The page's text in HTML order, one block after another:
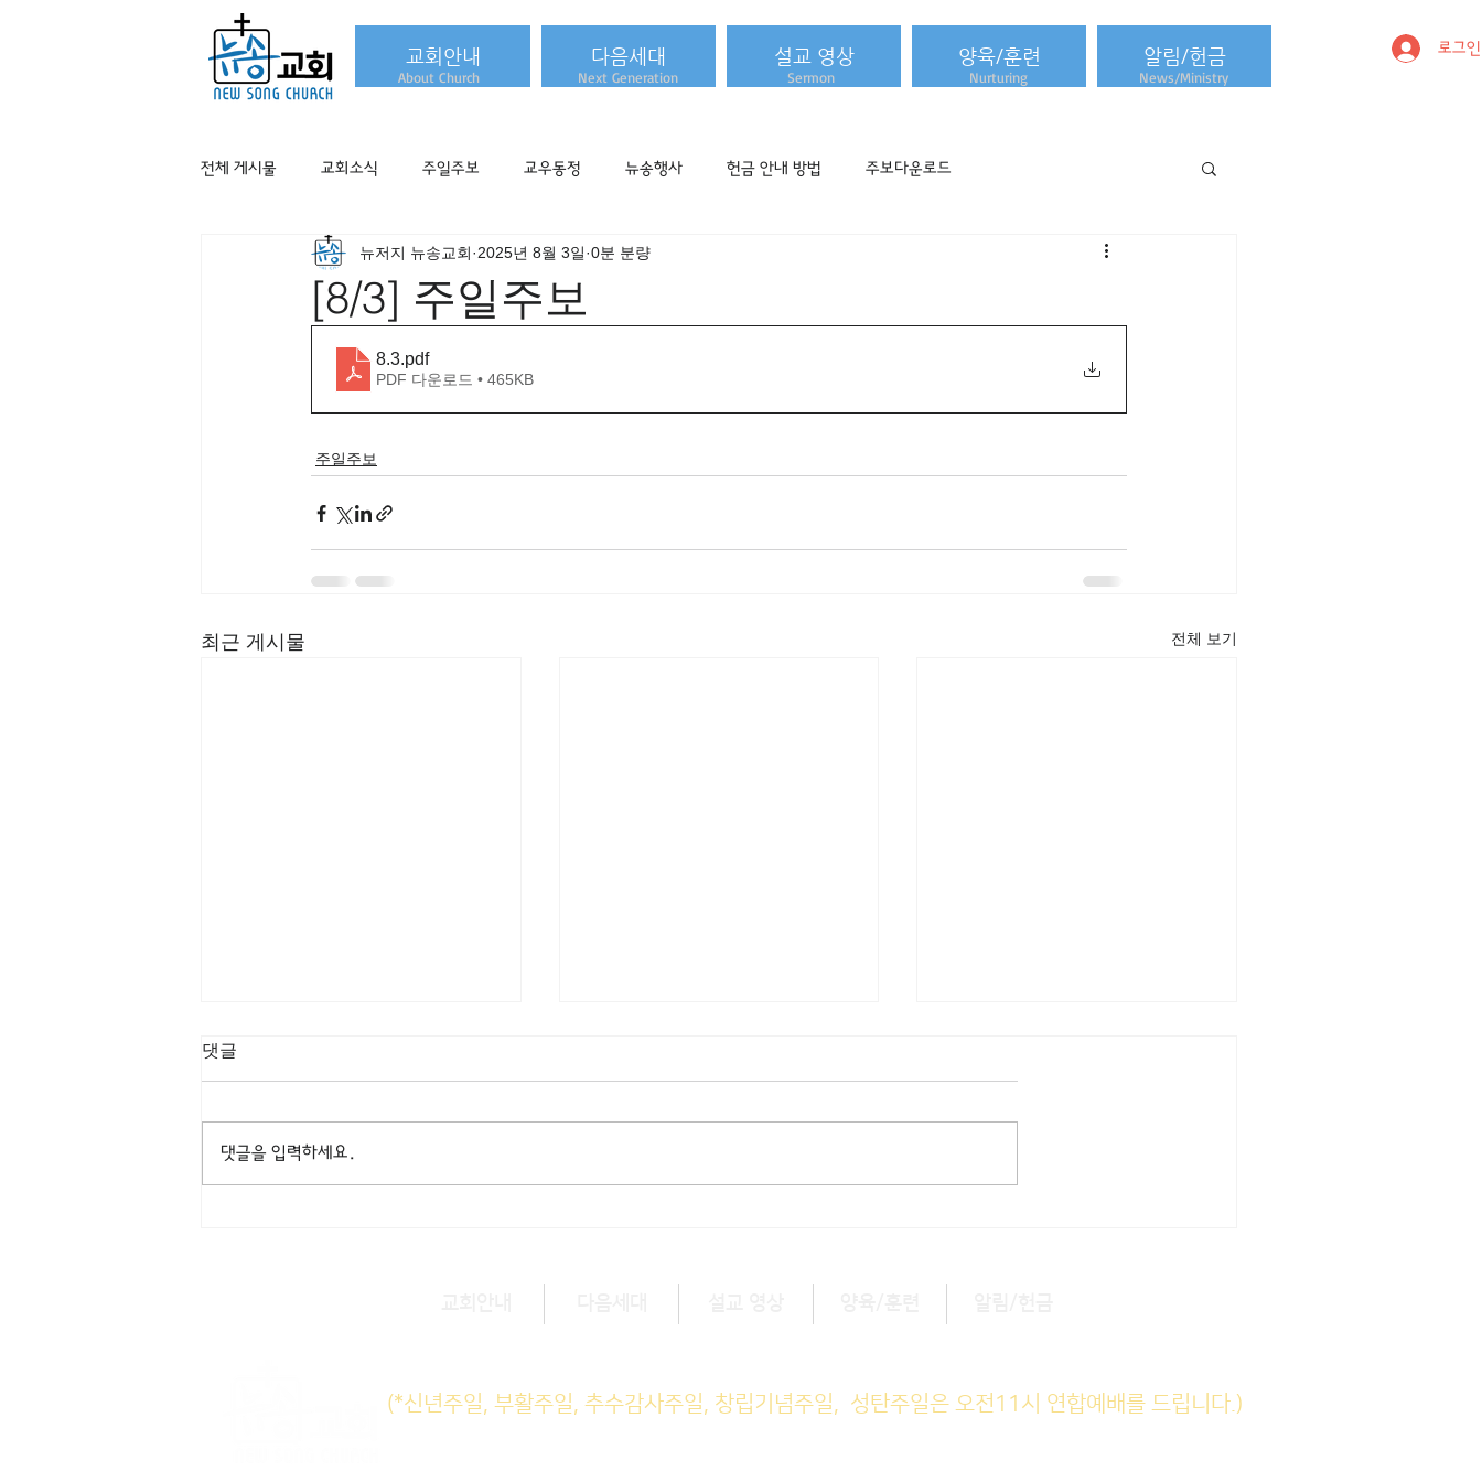
교회안내 다음세대 설교 영상 양육/훈련 알림/헌금
About Church Sermon Nurturing News/Ministry
Next Generation
로그인
전체 게시물 교회소식 주일주보 교우동정 뉴송행사 헌금 안내 방법 주보다운로드
[8/3] 주일주보
뉴저지 뉴송교회 2025년 8월 3일 0분 분량
8.3.pdf
PDF 다운로드 • 465KB
주일주보
최근 게시물 전체 보기
[3/8] 주일주보
댓글
댓글을 입력하세요.
(*신년주일, 부활주일, 추수감사주일, 창립기념주일, 성탄주일은 오전11시 연합예배를 드립니다.)